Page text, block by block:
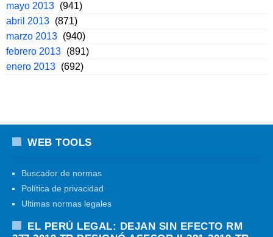
mayo 2013 (941)
abril 2013 (871)
marzo 2013 (940)
febrero 2013 (891)
enero 2013 (692)
WEB TOOLS
Buscador de normas
Política de privacidad
Ultimas normas legales
EL PERÚ LEGAL: DEJAN SIN EFECTO RM